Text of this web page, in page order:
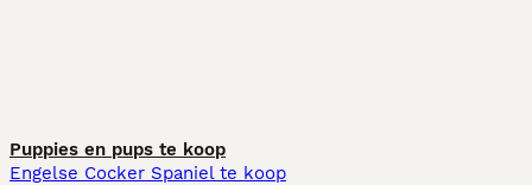
Puppies en pups te koop
Engelse Cocker Spaniel te koop